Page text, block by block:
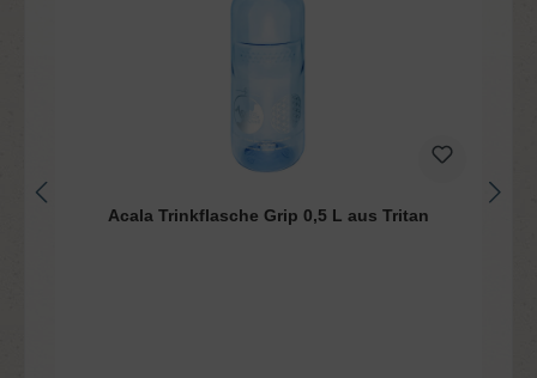
Acala Trinkflasche Grip 0,5 L aus Tritan